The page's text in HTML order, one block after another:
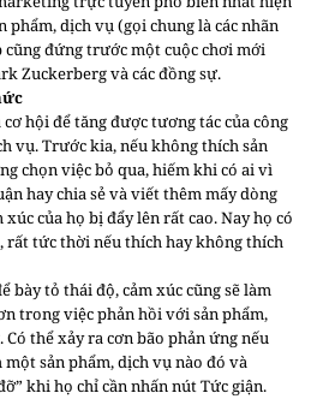
phẩm, dịch vụ (gọi chung là các nhãn
cũng đứng trước một cuộc chơi mới
Zuckerberg và các đồng sự.
hội để tăng được tương tác của công
vụ. Trước kia, nếu không thích sản
chọn việc bỏ qua, hiếm khi có ai vì
hay chia sẻ và viết thêm mấy dòng
của họ bị đẩy lên rất cao. Nay họ có
rất tức thời nếu thích hay không thích
bày tỏ thái độ, cảm xúc cũng sẽ làm
trong việc phản hồi với sản phẩm,
thể xảy ra cơn bão phản ứng nếu
sản phẩm, dịch vụ nào đó và
khi họ chỉ cần nhấn nút Tức giận.